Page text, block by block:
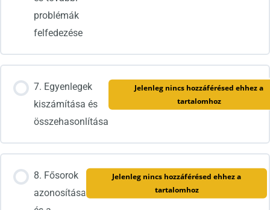
problémák
felfedezése
7. Egyenlegek
kiszámítása és
összehasonlítása
Jelenleg nincs hozzáférésed ehhez a
tartalomhoz
8. Fősorok
azonosítása
Jelenleg nincs hozzáférésed ehhez a
tartalomhoz